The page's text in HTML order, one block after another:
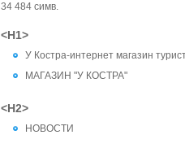
34 484 симв.
<H1>
У Костра-интернет магазин
МАГАЗИН "У КОСТРА"
<H2>
НОВОСТИ